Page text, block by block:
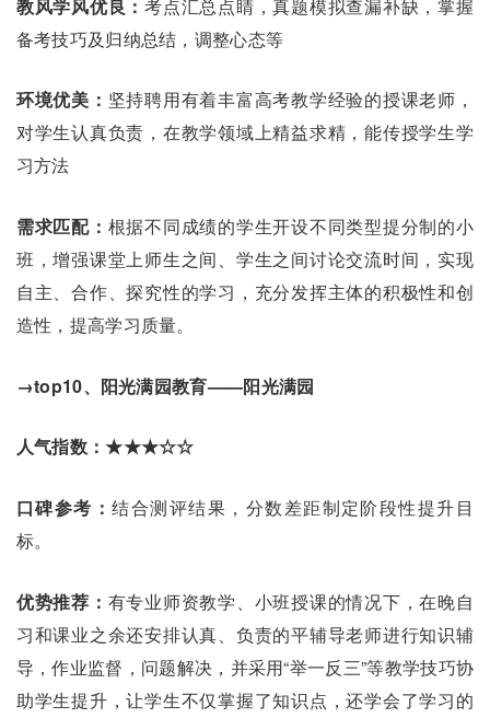
教风学风优良：考点汇总点睛，真题模拟查漏补缺，掌握
备考技巧及归纳总结，调整心态等
环境优美： 坚持聘用有着丰富高考教学经验的授课老师，
对学生认真负责，在教学领域上精益求精，能传授学生学
习方法
需求匹配： 根据不同成绩的学生开设不同类型提分制的小
班，增强课堂上师生之间、学生之间讨论交流时间，实现
自主、合作、探究性的学习，充分发挥主体的积极性和创
造性，提高学习质量。
→top10、阳光满园教育——阳光满园
人气指数：★★★☆☆
口碑参考：结合测评结果，分数差距制定阶段性提升目
标。
优势推荐： 有专业师资教学、小班授课的情况下，在晚自
习和课业之余还安排认真、负责的平辅导老师进行知识辅
导，作业监督，问题解决，并采用“举一反三”等教学技巧协
助学生提升，让学生不仅掌握了知识点，还学会了学习的